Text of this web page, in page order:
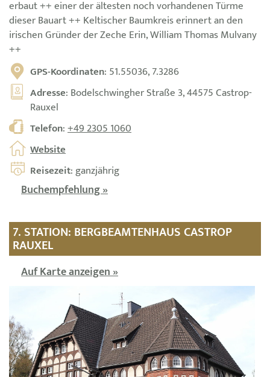
erbaut ++ einer der ältesten noch vorhandenen Türme
dieser Bauart ++ Keltischer Baumkreis erinnert an den
irischen Gründer der Zeche Erin, William Thomas Mulvany
++
GPS-Koordinaten: 51.55036, 7.3286
Adresse: Bodelschwingher Straße 3, 44575 Castrop-
Rauxel
Telefon:+49 2305 1060
Website
Reisezeit: ganzjährig
Buchempfehlung »
7. STATION: BERGBEAMTENHAUS CASTROP
RAUXEL
Auf Karte anzeigen »